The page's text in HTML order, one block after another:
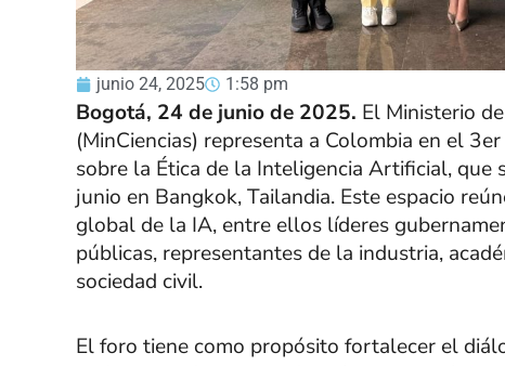
junio 24, 2025 1:58 pm
Bogotá, 24 de junio de 2025. El Ministerio
(MinCiencias) representa a Colombia en el
sobre la Ética de la Inteligencia Artificial,
junio en Bangkok, Tailandia. Este espacio
global de la IA, entre ellos líderes
públicas, representantes de la industria,
sociedad civil.
El foro tiene como propósito fortalecer el